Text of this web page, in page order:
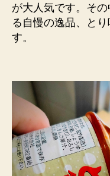
が大人気です。そ
る自慢の逸品、と
す。